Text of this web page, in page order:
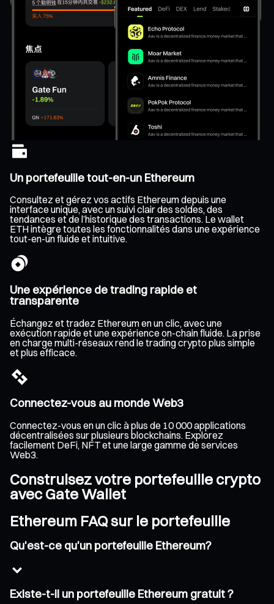
Un portefeuille tout-en-un Ethereum
Consultez et gérez vos actifs Ethereum depuis une
interface unique, avec un suivi clair des soldes, des
tendances et de l’historique des transactions. Le wallet
ETH intègre toutes les fonctionnalités dans une expérience
tout-en-un fluide et intuitive.
Une expérience de trading rapide et
transparente
Échangez et tradez Ethereum en un clic, avec une
exécution rapide et une expérience on-chain fluide. La prise
en charge multi-réseaux rend le trading crypto plus simple
et plus efficace.
Connectez-vous au monde Web3
Connectez-vous en un clic à plus de 10 000 applications
décentralisées sur plusieurs blockchains. Explorez
facilement DeFi, NFT et une large gamme de services
Web3.
Construisez votre portefeuille crypto
avec Gate Wallet
Ethereum FAQ sur le portefeuille
Qu'est-ce qu'un portefeuille Ethereum?
Existe-t-il un portefeuille Ethereum gratuit ?